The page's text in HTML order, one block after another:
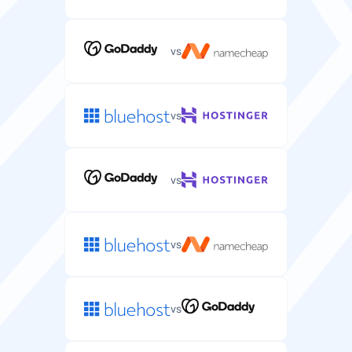
Sistem operasi server (Linux/Windows) untuk
lingkungan hosting Anda.
untuk keamanan dan kontrol yang lebih baik.
mendapatkan pengembalian dana penuh.
vs
vs
vs
vs
vs